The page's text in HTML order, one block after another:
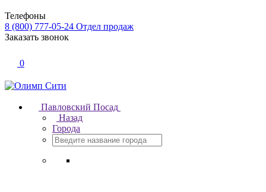
Телефоны
8 (800) 777-05-24 Отдел продаж
Заказать звонок
0
Павловский Посад
Назад
Города